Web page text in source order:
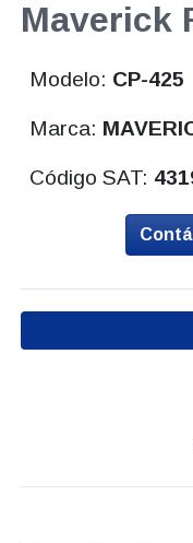
Maverick
Modelo: CP-425
Marca:
Código SAT: